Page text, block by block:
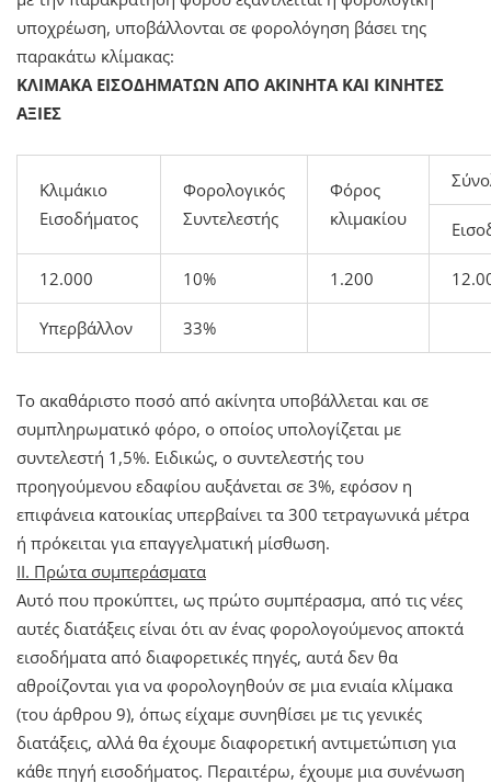
υποχρέωση, υποβάλλονται σε φορολόγηση βάσει της
παρακάτω κλίμακας:
ΚΛΙΜΑΚΑ ΕΙΣΟΔΗΜΑΤΩΝ ΑΠΟ ΑΚΙΝΗΤΑ ΚΑΙ ΚΙΝΗΤΕΣ
ΑΞΙΕΣ
Κλιμάκιο
Εισοδήματος
Φορολογικός
Συντελεστής
Φόρος
κλιμακίου
12.000 10% 1.200
Υπερβάλλον 33%
Το ακαθάριστο ποσό από ακίνητα υποβάλλεται και σε
συμπληρωματικό φόρο, ο οποίος υπολογίζεται με
συντελεστή 1,5%. Ειδικώς, ο συντελεστής του
προηγούμενου εδαφίου αυξάνεται σε 3%, εφόσον η
επιφάνεια κατοικίας υπερβαίνει τα 300 τετραγωνικά μέτρα
ή πρόκειται για επαγγελματική μίσθωση.
ΙΙ. Πρώτα συμπεράσματα
Αυτό που προκύπτει, ως πρώτο συμπέρασμα, από τις νέες
αυτές διατάξεις είναι ότι αν ένας φορολογούμενος αποκτά
εισοδήματα από διαφορετικές πηγές, αυτά δεν θα
αθροίζονται για να φορολογηθούν σε μια ενιαία κλίμακα
(του άρθρου 9), όπως είχαμε συνηθίσει με τις γενικές
διατάξεις, αλλά θα έχουμε διαφορετική αντιμετώπιση για
κάθε πηγή εισοδήματος. Περαιτέρω, έχουμε μια συνένωση